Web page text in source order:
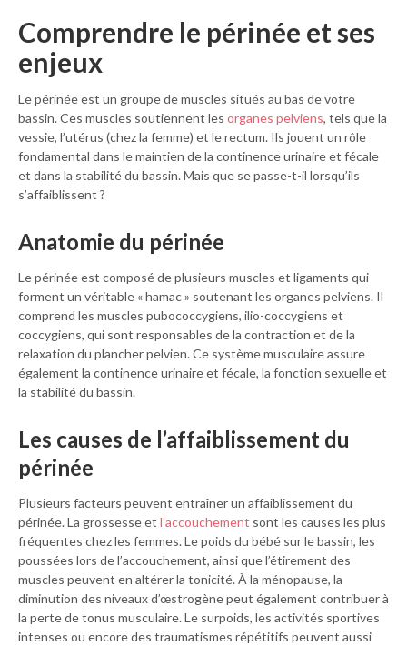
Comprendre le périnée et ses
enjeux
Le périnée est un groupe de muscles situés au bas de votre
bassin. Ces muscles soutiennent les organes pelviens, tels que la
vessie, l’utérus (chez la femme) et le rectum. Ils jouent un rôle
fondamental dans le maintien de la continence urinaire et fécale
et dans la stabilité du bassin. Mais que se passe-t-il lorsqu’ils
s’affaiblissent ?
Anatomie du périnée
Le périnée est composé de plusieurs muscles et ligaments qui
forment un véritable « hamac » soutenant les organes pelviens. Il
comprend les muscles pubococcygiens, ilio-coccygiens et
coccygiens, qui sont responsables de la contraction et de la
relaxation du plancher pelvien. Ce système musculaire assure
également la continence urinaire et fécale, la fonction sexuelle et
la stabilité du bassin.
Les causes de l’affaiblissement du
périnée
Plusieurs facteurs peuvent entraîner un affaiblissement du
périnée. La grossesse et l’accouchement sont les causes les plus
fréquentes chez les femmes. Le poids du bébé sur le bassin, les
poussées lors de l’accouchement, ainsi que l’étirement des
muscles peuvent en altérer la tonicité. À la ménopause, la
diminution des niveaux d’œstrogène peut également contribuer à
la perte de tonus musculaire. Le surpoids, les activités sportives
intenses ou encore des traumatismes répétitifs peuvent aussi